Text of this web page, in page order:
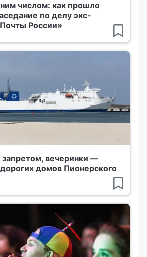
числом: как прошло
по делу экс-
России»
запретом, вечеринки —
домов Пионерского